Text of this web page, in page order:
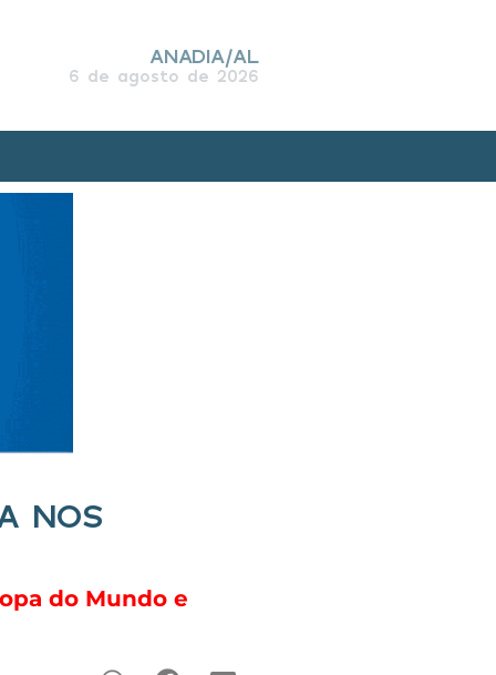
ANADIA/AL
6 de agosto de 2026
NOS
do Mundo e